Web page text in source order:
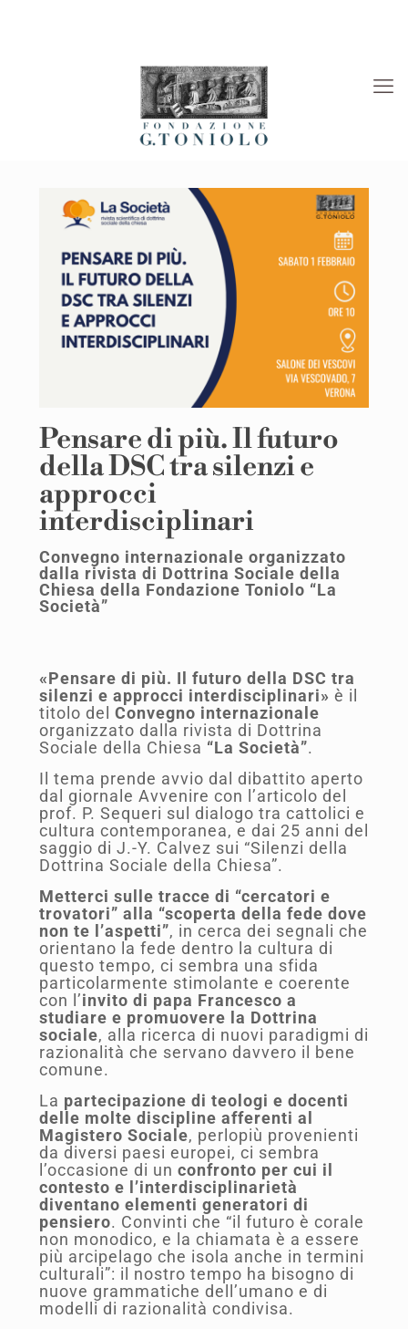
Pensare di più. Il futuro
della DSC tra silenzi e
approcci
interdisciplinari
Convegno internazionale organizzato
dalla rivista di Dottrina Sociale della
Chiesa della Fondazione Toniolo “La
Società”
«Pensare di più. Il futuro della DSC tra
silenzi e approcci interdisciplinari» è il
titolo del Convegno internazionale
organizzato dalla rivista di Dottrina
Sociale della Chiesa “La Società”.
Il tema prende avvio dal dibattito aperto
dal giornale Avvenire con l’articolo del
prof. P. Sequeri sul dialogo tra cattolici e
cultura contemporanea, e dai 25 anni del
saggio di J.-Y. Calvez sui “Silenzi della
Dottrina Sociale della Chiesa”.
Metterci sulle tracce di “cercatori e
trovatori” alla “scoperta della fede dove
non te l’aspetti”, in cerca dei segnali che
orientano la fede dentro la cultura di
questo tempo, ci sembra una sfida
particolarmente stimolante e coerente
con l’invito di papa Francesco a
studiare e promuovere la Dottrina
sociale, alla ricerca di nuovi paradigmi di
razionalità che servano davvero il bene
comune.
La partecipazione di teologi e docenti
delle molte discipline afferenti al
Magistero Sociale, perlopiù provenienti
da diversi paesi europei, ci sembra
l’occasione di un confronto per cui il
contesto e l’interdisciplinarietà
diventano elementi generatori di
pensiero. Convinti che “il futuro è corale
non monodico, e la chiamata è a essere
più arcipelago che isola anche in termini
culturali”: il nostro tempo ha bisogno di
nuove grammatiche dell’umano e di
modelli di razionalità condivisa.